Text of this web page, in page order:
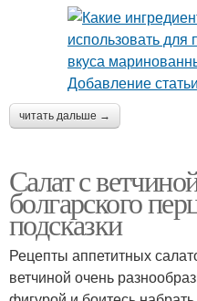
читать дальше →
Салат с
болгарского
подсказки
Рецепты аппетитных
ветчиной очень